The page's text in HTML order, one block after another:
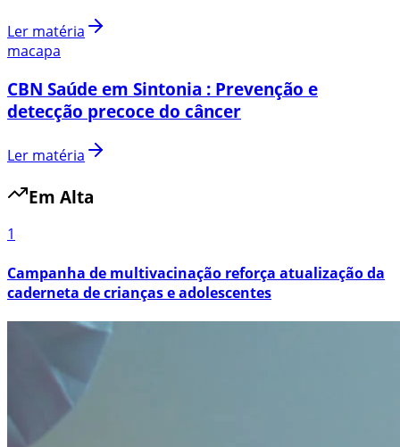
Ler matéria
macapa
CBN Saúde em Sintonia : Prevenção e
detecção precoce do câncer
Ler matéria
Em Alta
1
Campanha de multivacinação reforça atualização da
caderneta de crianças e adolescentes